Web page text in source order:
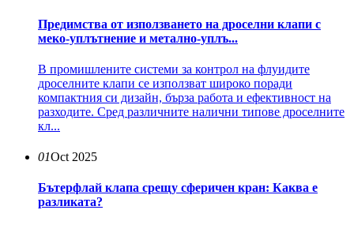
Предимства от използването на дроселни клапи с
меко-уплътнение и метално-уплъ...
В промишлените системи за контрол на флуидите
дроселните клапи се използват широко поради
компактния си дизайн, бърза работа и ефективност на
разходите. Сред различните налични типове дроселните
кл...
01Oct 2025
Бътерфлай клапа срещу сферичен кран: Каква е
разликата?